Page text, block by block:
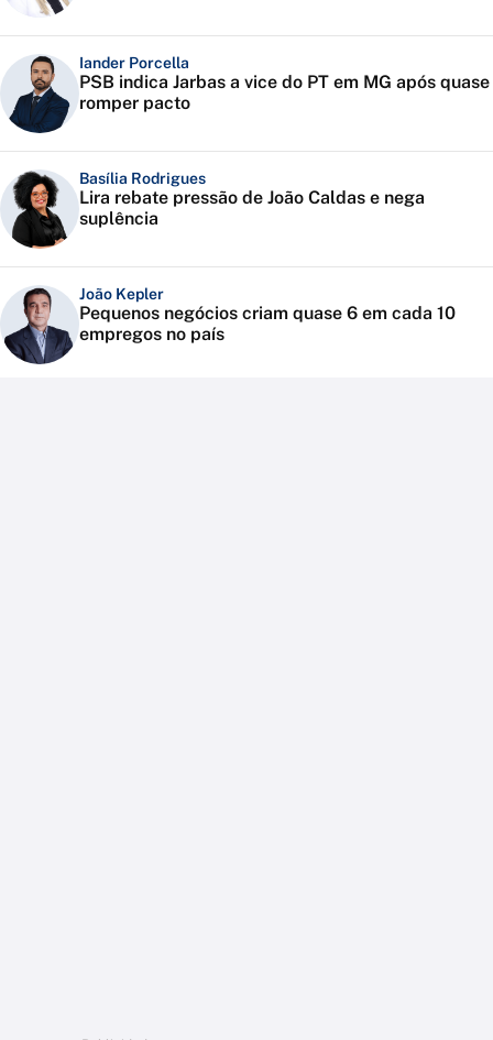
Iander Porcella
PSB indica Jarbas a vice do PT em MG após quase
romper pacto
Basília Rodrigues
Lira rebate pressão de João Caldas e nega
suplência
João Kepler
Pequenos negócios criam quase 6 em cada 10
empregos no país